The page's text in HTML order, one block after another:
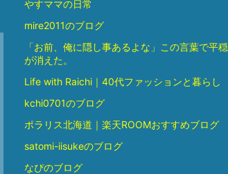
やすママの日常
mire2011のブログ
「お前、俺に隠し事あるよな」この言葉で平穏
が消えた。
Life with Raichi｜40代ファッションと暮らし
kchi0701のブログ
ポラリス北海道｜楽天ROOMおすすめブログ
satomi-iisukeのブログ
なぴのブログ